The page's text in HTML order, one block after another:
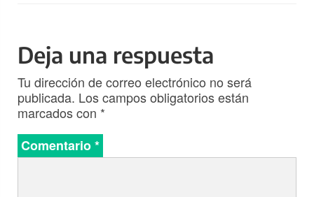
Deja una respuesta
Tu dirección de correo electrónico no será
publicada. Los campos obligatorios están
marcados con *
Comentario*